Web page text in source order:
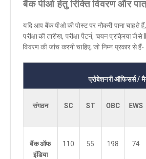
बैंक पीओ हेतु रिक्ति विवरण और
यदि आप बैंक पीओ की पोस्ट पर नौकरी पाना चाहते
परीक्षा की तारीख, परीक्षा पैटर्न, चयन प्रक्रिया जैसे
विवरण की जांच करनी चाहिए, जो निम्न प्रकार से हैं-
प्रोबेशनरी ऑफिसर्स /
संगठन SC ST OBC EWS
बैंक ऑफ
इंडिया
110 55 198 74